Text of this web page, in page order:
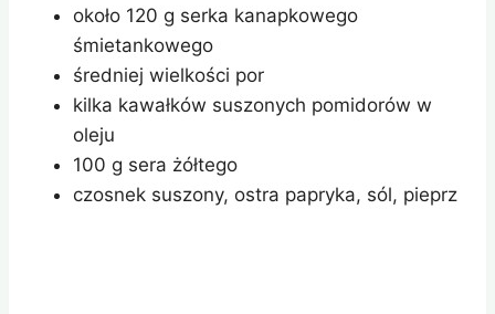
około 120 g serka kanapkowego
śmietankowego
średniej wielkości por
kilka kawałków suszonych pomidorów w
oleju
100 g sera żółtego
czosnek suszony, ostra papryka, sól, pieprz